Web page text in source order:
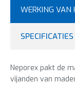
WERKING VAN
SPECIFICATIES
Neporex pakt de
vijanden van